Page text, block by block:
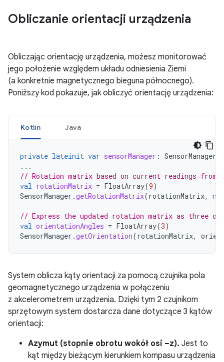
Obliczanie orientacji urządzenia
Obliczając orientację urządzenia, możesz monitorować
jego położenie względem układu odniesienia Ziemi
(a konkretnie magnetycznego bieguna północnego).
Poniższy kod pokazuje, jak obliczyć orientację urządzenia:
Kotlin Java
private lateinit var sensorManager : SensorManager
...
// Rotation matrix based on current readings from
val rotationMatrix = FloatArray(9)
SensorManager .getRotationMatrix(rotationMatrix,
// Express the updated rotation matrix as three
val orientationAngles = FloatArray(3)
SensorManager .getOrientation(rotationMatrix,
System oblicza kąty orientacji za pomocą czujnika pola
geomagnetycznego urządzenia w połączeniu
z akcelerometrem urządzenia. Dzięki tym 2 czujnikom
sprzętowym system dostarcza dane dotyczące 3 kątów
orientacji:
Azymut (stopnie obrotu wokół osi –z). Jest to
kąt między bieżącym kierunkiem kompasu urządzenia